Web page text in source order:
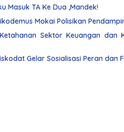
Masuk TA Ke Dua ,Mandek!
Sektor Keuangan dan
Gelar Sosialisasi Peran dan